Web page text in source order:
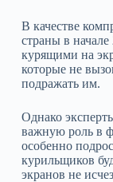
В качестве
страны в
курящими на
которые не
подражать им.
Однако
важную роль в
особенно
курильщиков
экранов не